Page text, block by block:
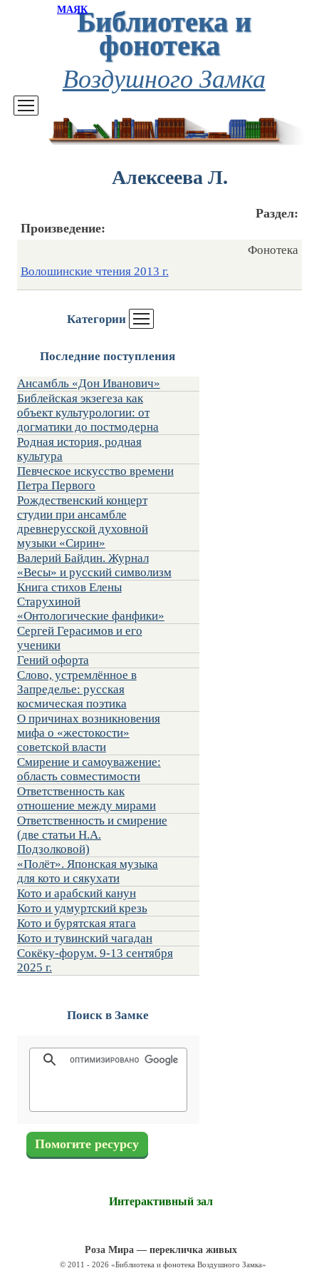
МАЯКБиблиотека и
фонотека
Воздушного Замка
Категории
Последние поступления
Ансамбль «Дон Иванович»
Библейская экзегеза как
объект культурологии: от
догматики до постмодерна
Родная история, родная
культура
Певческое искусство времени
Петра Первого
Рождественский концерт
студии при ансамбле
древнерусской духовной
музыки «Сирин»
Валерий Байдин. Журнал
«Весы» и русский символизм
Книга стихов Елены
Старухиной
«Онтологические фанфики»
Сергей Герасимов и его
ученики
Гений офорта
Слово, устремлённое в
Запределье: русская
космическая поэтика
О причинах возникновения
мифа о «жестокости»
советской власти
Смирение и самоуважение:
область совместимости
Ответственность как
отношение между мирами
Ответственность и смирение
(две статьи Н.А.
Подзолковой)
«Полёт». Японская музыка
для кото и сякухати
Кото и арабский канун
Кото и удмуртский крезь
Кото и бурятская ятага
Кото и тувинский чагадан
Сокёку-форум. 9-13 сентября
2025 г.
Поиск в Замке
Алексеева Л.
Произведение:
Раздел:
Волошинские чтения 2013 г.
Фонотека
© 2011 - 2026 «Библиотека и фонотека Воздушного Замка»
Интерактивный зал
Роза Мира — перекличка живых
Помогите ресурсу